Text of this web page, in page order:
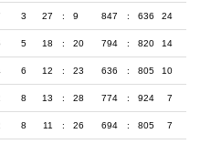
3 27 : 9 847 : 636 24
5 18 : 20 794 : 820 14
6 12 : 23 636 : 805 10
8 13 : 28 774 : 924 7
8 11 : 26 694 : 805 7